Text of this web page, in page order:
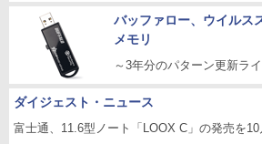
バッファロー、ウイルス
メモリ
～3年分のパターン更新ラ
ダイジェスト・ニュース
富士通、11.6型ノート「LOOX C」の発売を